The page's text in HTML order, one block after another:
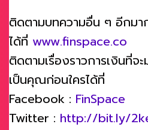
ติดตามบทความอื่น ๆ อีกมา
ได้ที่ www.finspace.co
ติดตามเรื่องราวการเงินที่จ
เป็นคุณก่อนใครได้ที่
Facebook : FinSpace
Twitter : http://bit.ly/